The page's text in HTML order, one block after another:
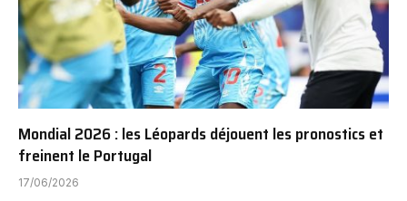
Mondial 2026 : les Léopards déjouent les pronostics et
freinent le Portugal
17/06/2026